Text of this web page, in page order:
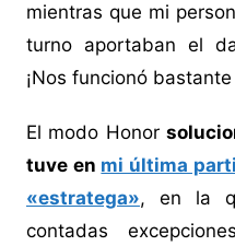
mientras que mi
turno aportaban el
¡Nos funcionó
El modo Honor
tuve en mi última
«estratega», en la
contadas